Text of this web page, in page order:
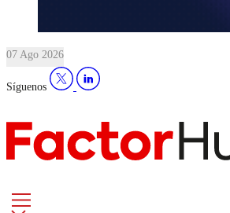
07 Ago 2026
Síguenos